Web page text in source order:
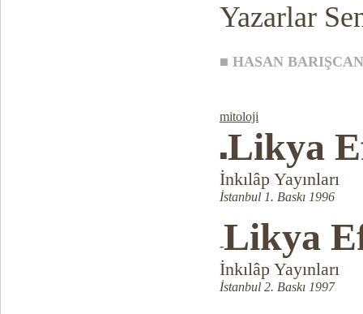
Yazarlar
■ HASAN BARIŞCAN
mitoloji
■Likya
İnkılâp Yayınları
İstanbul 1. Baskı 1996
-Likya
İnkılâp Yayınları
İstanbul 2. Baskı 1997